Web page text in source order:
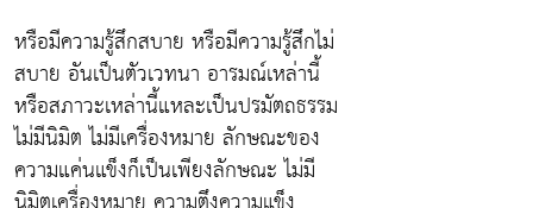
หรือมีความรู้สึกสบาย หรือมีความรู้สึกไม่
สบาย อันเป็นตัวเวทนา อารมณ์เหล่านี้
หรือสภาวะเหล่านี้แหละเป็นปรมัตถธรรม
ไม่มีนิมิต ไม่มีเครื่องหมาย ลักษณะของ
ความแค่นแข็งก็เป็นเพียงลักษณะ ไม่มี